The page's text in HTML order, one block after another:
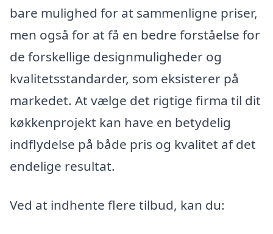
bare mulighed for at sammenligne priser,
men også for at få en bedre forståelse for
de forskellige designmuligheder og
kvalitetsstandarder, som eksisterer på
markedet. At vælge det rigtige firma til dit
køkkenprojekt kan have en betydelig
indflydelse på både pris og kvalitet af det
endelige resultat.
Ved at indhente flere tilbud, kan du: